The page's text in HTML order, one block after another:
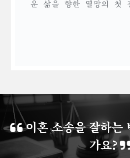
운 삶을 향한 열망의 첫
이혼 소송을 잘하는
가요?